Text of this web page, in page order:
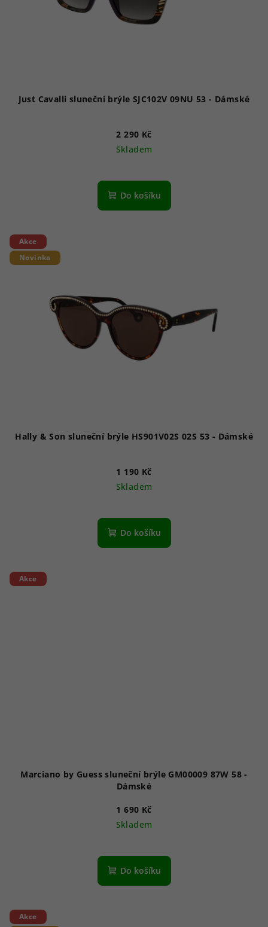
Just Cavalli sluneční brýle SJC102V 09NU 53 - Dámské
2 290 Kč
Skladem
Do košíku
Akce
Novinka
Hally & Son sluneční brýle HS901V02S 02S 53 - Dámské
1 190 Kč
Skladem
Do košíku
Akce
Marciano by Guess sluneční brýle GM00009 87W 58 -
Dámské
1 690 Kč
Skladem
Do košíku
Akce